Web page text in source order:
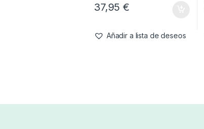
37,95€
Añadir a lista de deseos